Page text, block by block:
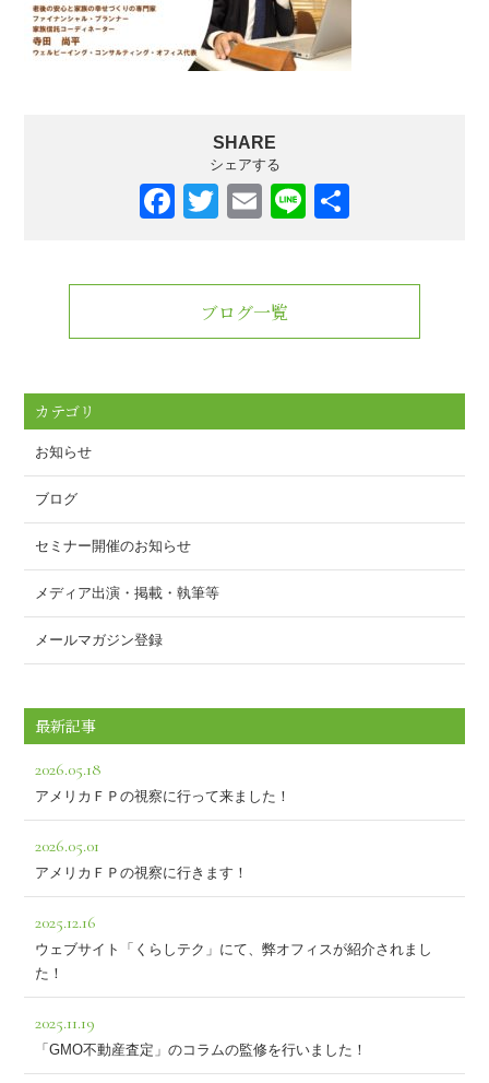
SHARE
シェアする
F
b
T
er
E
Li
ブログ一覧
カテゴリ
お知らせ
ブログ
セミナー開催のお知らせ
メディア出演・掲載・執筆等
メールマガジン登録
最新記事
2026.05.18
アメリカＦＰの視察に行って来ました！
2026.05.01
アメリカＦＰの視察に行きます！
2025.12.16
ウェブサイト「くらしテク」にて、弊オフィスが紹介されまし
た！
2025.11.19
「GMO不動産査定」のコラムの監修を行いました！